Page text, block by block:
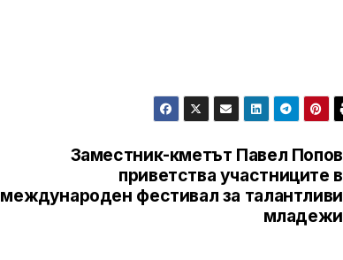
Заместник-кметът Павел Попов
приветства участниците в
международен фестивал за талантливи
младежи